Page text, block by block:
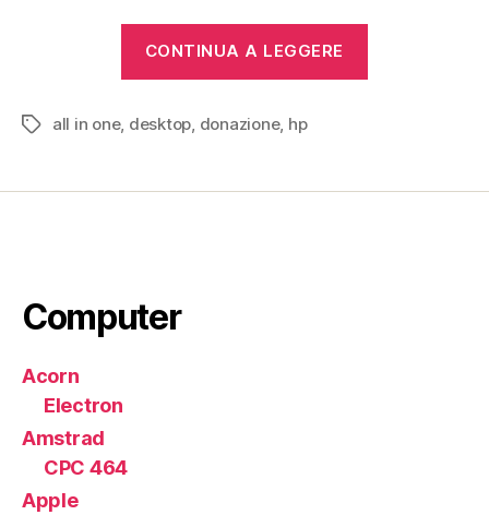
CONTINUA A LEGGERE
Tag all in one, desktop donazione, hp
Computer
Acorn
Electron
Amstrad
CPC 464
Apple